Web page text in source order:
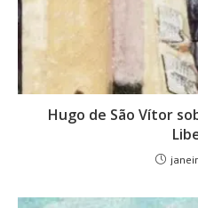
Hugo de São Vítor